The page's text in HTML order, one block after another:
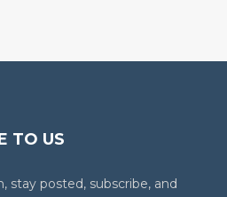
TO US
stay posted, subscribe, and